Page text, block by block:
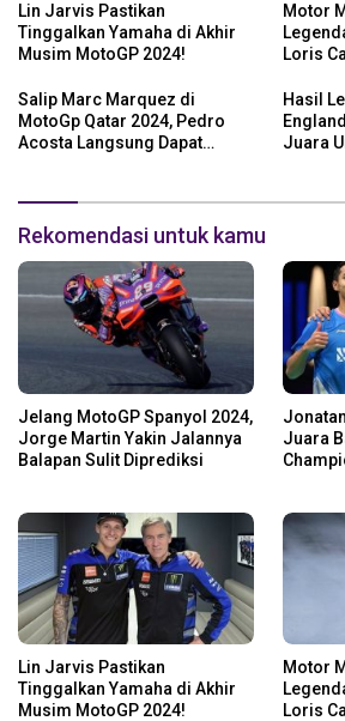
Lin Jarvis Pastikan
Tinggalkan Yamaha di Akhir
Musim MotoGP 2024!
Motor
Loris
Salip Marc Marquez di
MotoGp Qatar 2024, Pedro
Acosta Langsung Dapat
Hasil
Juara
Rekomendasi untuk kamu
Jelang MotoGP Spanyol 2024,
Jorge Martin Yakin Jalannya
Balapan Sulit Diprediksi
Juara
Lin Jarvis Pastikan
Tinggalkan Yamaha di Akhir
Musim MotoGP 2024!
Motor
Loris